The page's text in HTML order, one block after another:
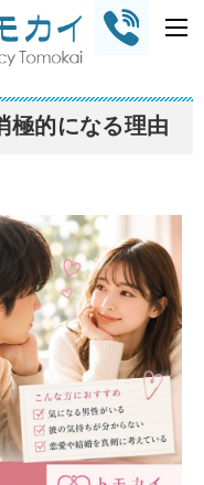
極的になる理由